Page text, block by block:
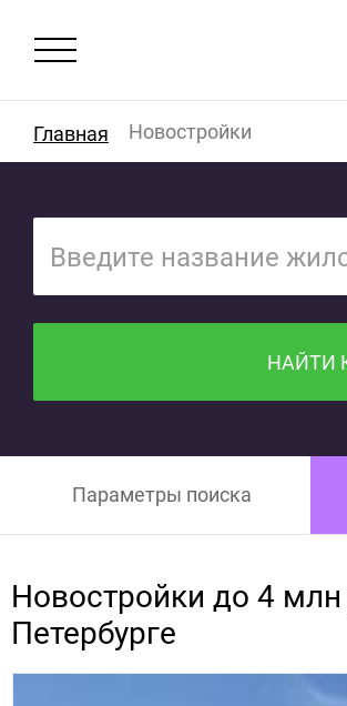
Главная Новостройки
НАЙТИ
Параметры поиска
Новостройки до 4 млн
Петербурге